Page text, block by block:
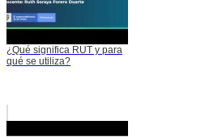
¿Qué significa RUT y para
qué se utiliza?